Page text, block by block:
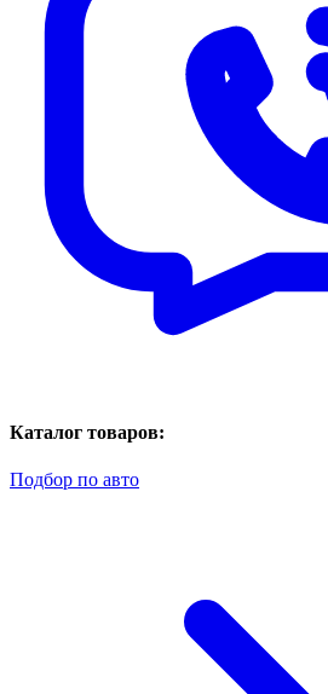
Каталог товаров:
Подбор по авто